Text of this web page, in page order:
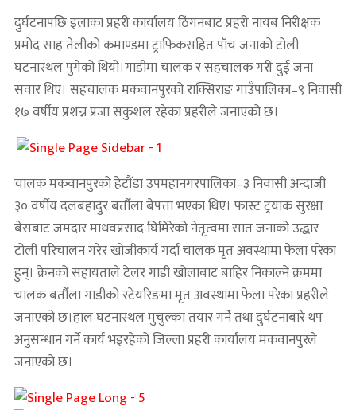
दुर्घटनापछि इलाका प्रहरी कार्यालय ठिंगनबाट प्रहरी नायब निरीक्षक
प्रमोद साह तेलीको कमाण्डमा ट्राफिकसहित पाँच जनाको टोली
घटनास्थल पुगेको थियो।गाडीमा चालक र सहचालक गरी दुई जना
सवार थिए। सहचालक मकवानपुरको राक्सिराङ गाउँपालिका–९ निवासी
१७ वर्षीय प्रशन्न प्रजा सकुशल रहेका प्रहरीले जनाएको छ।
चालक मकवानपुरको हेटौंडा उपमहानगरपालिका–३ निवासी अन्दाजी
३० वर्षीय दलबहादुर बर्तौला बेपत्ता भएका थिए। फास्ट ट्रयाक सुरक्षा
बेसबाट जमदार माधवप्रसाद घिमिरेको नेतृत्वमा सात जनाको उद्धार
टोली परिचालन गरेर खोजीकार्य गर्दा चालक मृत अवस्थामा फेला परेका
हुन्। क्रेनको सहायताले टेलर गाडी खोलाबाट बाहिर निकाल्ने क्रममा
चालक बर्तौला गाडीको स्टेयरिङमा मृत अवस्थामा फेला परेका प्रहरीले
जनाएको छ।हाल घटनास्थल मुचुल्का तयार गर्ने तथा दुर्घटनाबारे थप
अनुसन्धान गर्ने कार्य भइरहेको जिल्ला प्रहरी कार्यालय मकवानपुरले
जनाएको छ।